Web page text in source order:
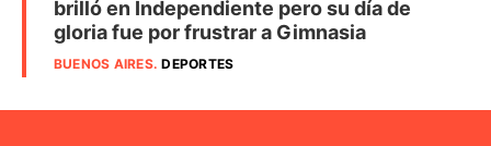
brilló en Independiente pero su día de
gloria fue por frustrar a Gimnasia
BUENOS AIRES.DEPORTES